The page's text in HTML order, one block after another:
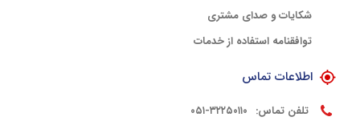
شکایات و صدای مشتری
توافقنامه استفاده از خدمات
اطلاعات تماس
تلفن تماس: ۳۲۲۵۰۱۱۰-۰۵۱